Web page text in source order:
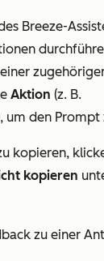
Breeze-
Aktion (z. B.
um den Prompt
kopieren,
kopieren
zu einer